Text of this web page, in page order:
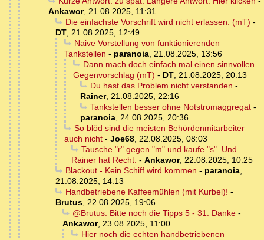
Ankawor, 21.08.2025, 11:31
Die einfachste Vorschrift wird nicht erlassen: (mT) -
DT, 21.08.2025, 12:49
Naive Vorstellung von funktionierenden
Tankstellen - paranoia, 21.08.2025, 13:56
Dann mach doch einfach mal einen sinnvollen
Gegenvorschlag (mT) - DT, 21.08.2025, 20:13
Du hast das Problem nicht verstanden -
Rainer, 21.08.2025, 22:16
Tankstellen besser ohne Notstromaggregat-
paranoia, 24.08.2025, 20:36
So blöd sind die meisten Behördenmitarbeiter
auch nicht - Joe68, 22.08.2025, 08:03
Tausche "r" gegen "m" und kaufe "s". Und
Rainer hat Recht. - Ankawor, 22.08.2025, 10:25
Blackout - Kein Schiff wird kommen - paranoia,
21.08.2025, 14:13
Handbetriebene Kaffeemühlen (mit Kurbel)! -
Brutus, 22.08.2025, 19:06
@Brutus: Bitte noch die Tipps 5 - 31. Danke-
Ankawor, 23.08.2025, 11:00
Hier noch die echten handbetriebenen